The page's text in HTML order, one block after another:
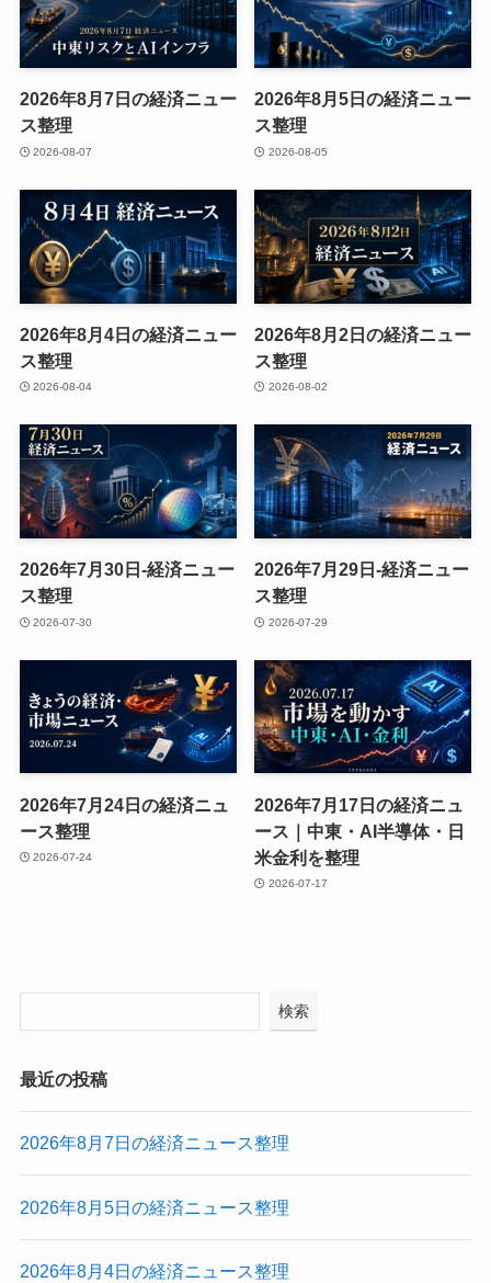
2026年8月7日の経済ニュー
ス整理
2026-08-07
2026年8月5日の経済ニュー
ス整理
2026-08-05
2026年8月4日の経済ニュー
ス整理
2026-08-04
2026年8月2日の経済ニュー
ス整理
2026-08-02
2026年7月30日-経済ニュー
ス整理
2026-07-30
2026年7月29日-経済ニュー
ス整理
2026-07-29
2026年7月24日の経済ニュ
ース整理
2026-07-24
2026年7月17日の経済ニュ
ース｜中東・AI半導体・日
米金利を整理
2026-07-17
検索
最近の投稿
2026年8月7日の経済ニュース整理
2026年8月5日の経済ニュース整理
2026年8月4日の経済ニュース整理